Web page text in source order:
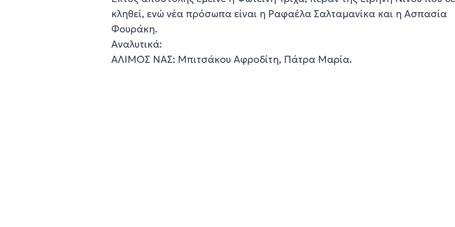
κληθεί, ενώ νέα πρόσωπα είναι η Ραφαέλα Σαλταμανίκα και η Ασπασία
Φουράκη.
Αναλυτικά:
ΑΛΙΜΟΣ ΝΑΣ: Μπιτσάκου Αφροδίτη, Πάτρα Μαρία.